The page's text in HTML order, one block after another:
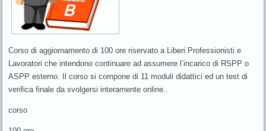
Corso di aggiornamento di 100 ore riservato a Liberi Professionisti e
Lavoratori che intendono continuare ad assumere l’incarico di RSPP o
ASPP esterno. Il corso si compone di 11 moduli didattici ed un test di
verifica finale da svolgersi interamente online..
corso